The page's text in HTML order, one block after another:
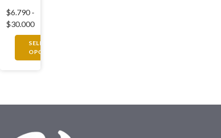
$6.790 -
$30.000
SELECCIONAR
OPCIONES